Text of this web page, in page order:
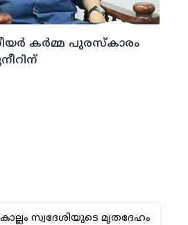
കര്‍മ്മ പുരസ്‌കാരം
സ്വദേശിയുടെ മൃതദേഹം